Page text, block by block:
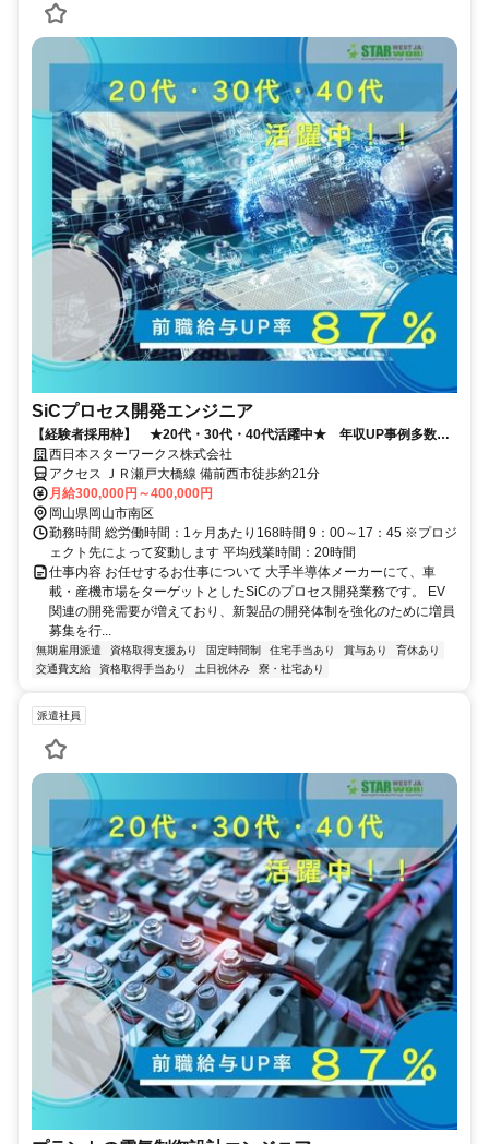
SiCプロセス開発エンジニア
【経験者採用枠】 ★20代・30代・40代活躍中★ 年収UP事例多数！
◎福岡U・Iターン補助充実◎
西日本スターワークス株式会社
アクセス ＪＲ瀬戸大橋線 備前西市徒歩約21分
月給300,000円～400,000円
岡山県岡山市南区
勤務時間 総労働時間：1ヶ月あたり168時間 9：00～17：45 ※プロジ
ェクト先によって変動します 平均残業時間：20時間
仕事内容 お任せするお仕事について 大手半導体メーカーにて、車
載・産機市場をターゲットとしたSiCのプロセス開発業務です。 EV
関連の開発需要が増えており、新製品の開発体制を強化のために増員
募集を行...
無期雇用派遣 資格取得支援あり 固定時間制 住宅手当あり 賞与あり
育休あり
交通費支給
資格取得手当あり 土日祝休み 寮・社宅あり
派遣社員